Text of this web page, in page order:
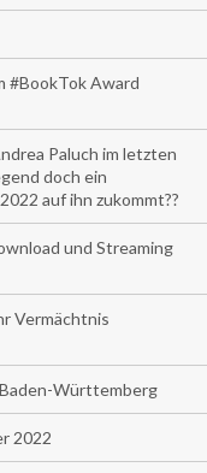
#BookTok Award
Paluch im letzten
doch ein
auf ihn zukommt??
und Streaming
Vermächtnis
Württemberg
2022